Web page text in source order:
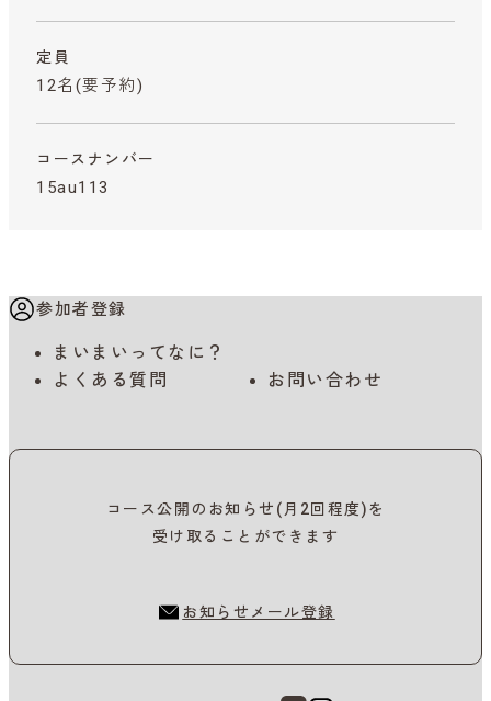
定員
12名(要予約)
コースナンバー
15au113
参加者登録
まいまいってなに？
よくある質問
お問い合わせ
コース公開のお知らせ(月2回程度)を
受け取ることができます
お知らせメール登録